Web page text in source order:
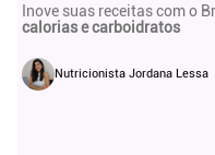
Inove suas receitas com o
calorias e carboidratos
Nutricionista Jordana Lessa